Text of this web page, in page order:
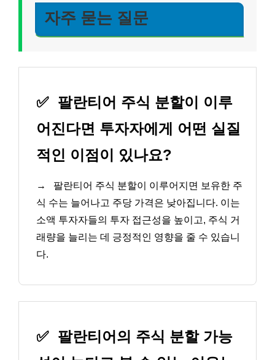
자주 묻는 질문
✅ 팔란티어 주식 분할이 이루
어진다면 투자자에게 어떤 실질
적인 이점이 있나요?
→
팔란티어 주식 분할이 이루어지면 보유한 주
식 수는 늘어나고 주당 가격은 낮아집니다. 이는
소액 투자자들의 투자 접근성을 높이고, 주식 거
래량을 늘리는 데 긍정적인 영향을 줄 수 있습니
다.
✅ 팔란티어의 주식 분할 가능